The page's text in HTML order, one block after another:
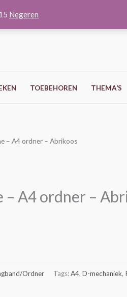
Negeren
TOEBEHOREN THEMA’S
– A4 ordner – Abrikoos
A4 ordner –
Ordner Tags:A4, D-mechaniek,